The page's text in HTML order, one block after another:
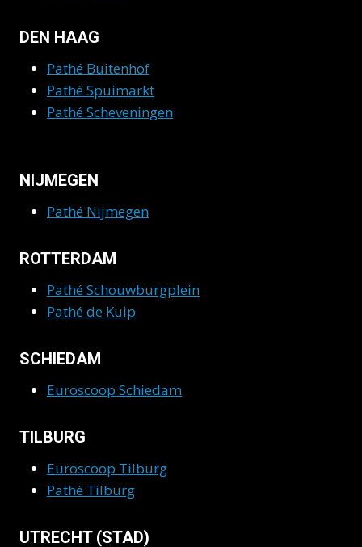
DEN HAAG
Pathé Buitenhof
Pathé Spuimarkt
Pathé Scheveningen
NIJMEGEN
Pathé Nijmegen
ROTTERDAM
Pathé Schouwburgplein
Pathé de Kuip
SCHIEDAM
Euroscoop Schiedam
TILBURG
Euroscoop Tilburg
Pathé Tilburg
UTRECHT (STAD)